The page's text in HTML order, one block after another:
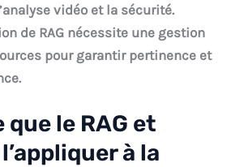
vidéo et la sécurité.
de RAG nécessite une gestion
pour garantir pertinence et
que le RAG et
à la